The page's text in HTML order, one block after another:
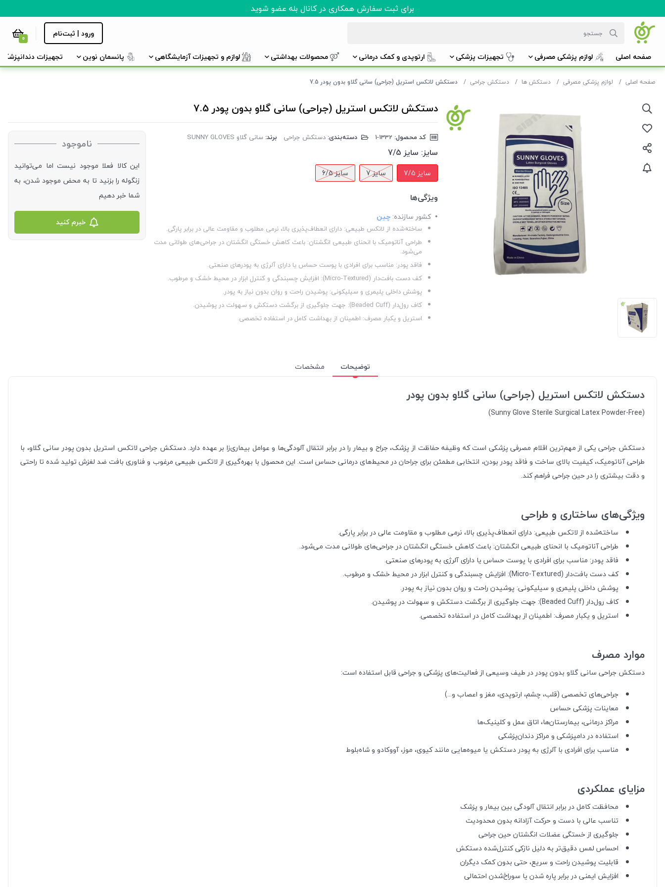
برای ثبت سفارش همکاری در کانال بله عضو شوید
ورود | ثبت‌نام 0
صفحه اصلی لوازم پزشکی مصرفی تجهیزات پزشکی ارتوپدی و کمک درمانی محصولات بهداشتی لوازم و تجهیزات آزمایشگاهی پانسمان نوین تجهیزات دندانپزشکی
صفحه اصلی لوازم پزشکی مصرفی دستکش ها دستکش جراحی دستکش لاتکس استریل (جراحی) سانی گلاو بدون پودر 7.5
دستکش لاتکس استریل (جراحی) سانی گلاو بدون پودر 7.5
کد محصول: دسته‌بندی: دستکش جراحی برند: سانی گلاو SUNNY GLOVES
سایز: سایز 7/5
سایز 7/5 سایز 7 سایز 6/5
ویژگی‌ها
کشور سازنده: چین
ساخته‌شده از لاتکس طبیعی: دارای انعطاف‌پذیری بالا، نرمی مطلوب و مقاومت عالی در برابر پارگی.
طراحی آناتومیک با انحنای طبیعی انگشتان: باعث کاهش خستگی انگشتان در جراحی‌های طولانی مدت
می‌شود.
فاقد پودر: مناسب برای افرادی با پوست حساس یا دارای آلرژی به پودرهای صنعتی.
کف دست بافت‌دار (Micro-Textured): افزایش چسبندگی و کنترل ابزار در محیط خشک و مرطوب.
پوشش داخلی پلیمری و سیلیکونی: پوشیدن راحت و روان بدون نیاز به پودر.
کاف رول‌دار (Beaded Cuff): جهت جلوگیری از برگشت دستکش و سهولت در پوشیدن.
استریل و یکبار مصرف: اطمینان از بهداشت کامل در استفاده تخصصی.
ناموجود
این کالا فعلا موجود نیست اما می‌توانید
زنگوله را بزنید تا به محض موجود شدن، به
شما خبر دهیم
خبرم کنید
توضیحات مشخصات
دستکش لاتکس استریل (جراحی) سانی گلاو بدون پودر
(Sunny Glove Sterile Surgical Latex Powder-Free)
دستکش جراحی یکی از مهم‌ترین اقلام مصرفی پزشکی است که وظیفه حفاظت از پزشک، جراح و بیمار را در برابر انتقال آلودگی‌ها و عوامل بیماری‌زا بر عهده دارد. دستکش جراحی لاتکس استریل بدون پودر سانی گلاو، با
طراحی آناتومیک، کیفیت بالای ساخت و فاقد پودر بودن، انتخابی مطمئن برای جراحان در محیط‌های درمانی حساس است. این محصول با بهره‌گیری از لاتکس طبیعی مرغوب و فناوری بافت ضد لغزش تولید شده تا راحتی
و دقت بیشتری را در حین جراحی فراهم کند.
ویژگی‌های ساختاری و طراحی
ساخته‌شده از لاتکس طبیعی: دارای انعطاف‌پذیری بالا، نرمی مطلوب و مقاومت عالی در برابر پارگی.
طراحی آناتومیک با انحنای طبیعی انگشتان: باعث کاهش خستگی انگشتان در جراحی‌های طولانی مدت می‌شود.
فاقد پودر: مناسب برای افرادی با پوست حساس یا دارای آلرژی به پودرهای صنعتی.
کف دست بافت‌دار (Micro-Textured): افزایش چسبندگی و کنترل ابزار در محیط خشک و مرطوب.
پوشش داخلی پلیمری و سیلیکونی: پوشیدن راحت و روان بدون نیاز به پودر.
کاف رول‌دار (Beaded Cuff): جهت جلوگیری از برگشت دستکش و سهولت در پوشیدن.
استریل و یکبار مصرف: اطمینان از بهداشت کامل در استفاده تخصصی.
موارد مصرف
دستکش جراحی سانی گلاو بدون پودر در طیف وسیعی از فعالیت‌های پزشکی و جراحی قابل استفاده است:
جراحی‌های تخصصی (قلب، چشم، ارتوپدی، مغز و اعصاب و...)
معاینات پزشکی حساس
مراکز درمانی، بیمارستان‌ها، اتاق عمل و کلینیک‌ها
استفاده در دامپزشکی و مراکز دندان‌پزشکی
مناسب برای افرادی با آلرژی به پودر دستکش یا میوه‌هایی مانند کیوی، موز، آووکادو و شاه‌بلوط
مزایای عملکردی
محافظت کامل در برابر انتقال آلودگی بین بیمار و پزشک
تناسب عالی با دست و حرکت آزادانه بدون محدودیت
جلوگیری از خستگی عضلات انگشتان حین جراحی
احساس لمس دقیق‌تر به دلیل نازکی کنترل‌شده دستکش
قابلیت پوشیدن راحت و سریع، حتی بدون کمک دیگران
افزایش ایمنی در برابر پاره شدن یا سوراخ‌شدن احتمالی